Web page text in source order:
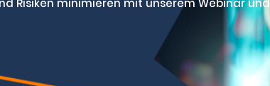
Risiken minimieren mit unserem Webinar und